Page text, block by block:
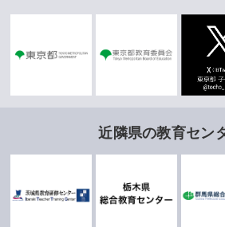
近隣県の教育セン